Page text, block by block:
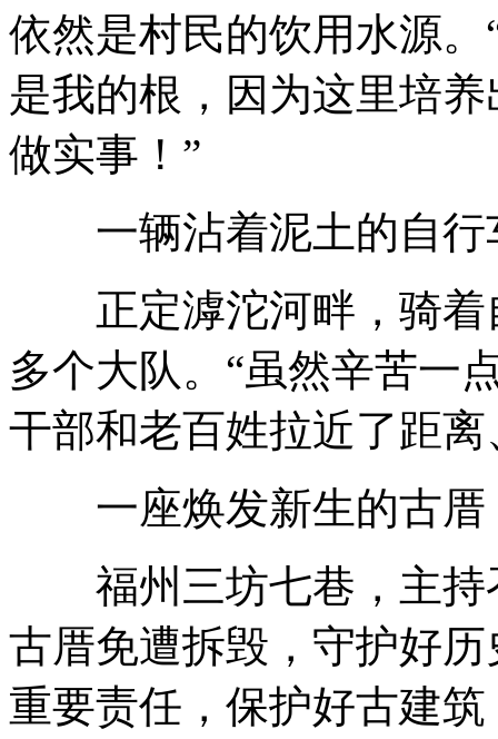
依然是村民的饮用水源
是我的根，因为这里培
做实事！”
一辆沾着泥土的自行
正定滹沱河畔，骑着
多个大队。“虽然辛苦一
干部和老百姓拉近了距
一座焕发新生的古厝
福州三坊七巷，主持
古厝免遭拆毁，守护好
重要责任，保护好古建